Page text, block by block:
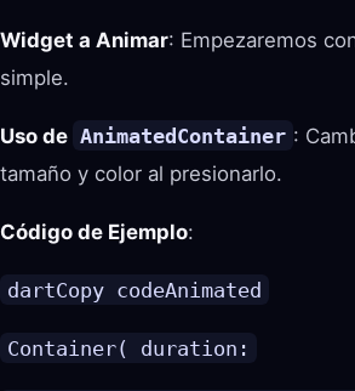
Widget a Animar: Empezaremos
simple.
Uso de AnimatedContainer :
tamaño y color al presionarlo.
Código de Ejemplo:
dartCopy codeAnimated
Container( duration: